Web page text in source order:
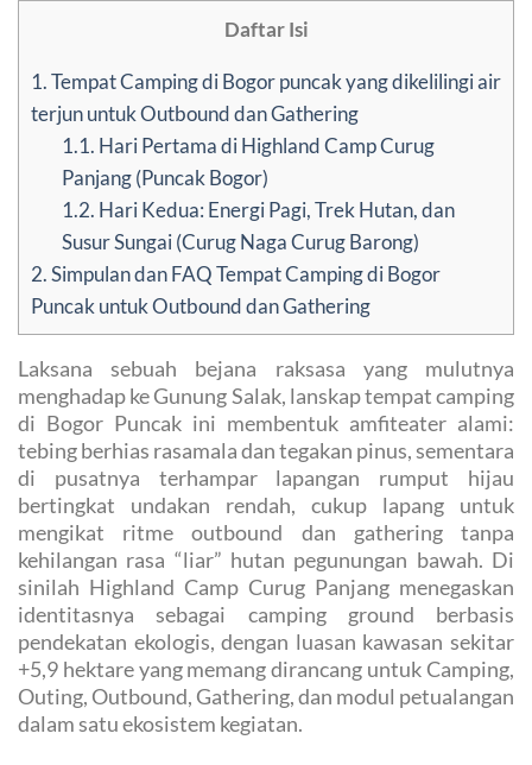
Daftar Isi
1.Tempat Camping di Bogor puncak yang dikelilingi air
terjun untuk Outbound dan Gathering
1.1. Hari Pertama di Highland Camp Curug
Panjang (Puncak Bogor)
1.2. Hari Kedua: Energi Pagi, Trek Hutan, dan
Susur Sungai (Curug Naga Curug Barong)
2.Simpulan dan FAQ Tempat Camping di Bogor
Puncak untuk Outbound dan Gathering
Laksana sebuah bejana raksasa yang mulutnya
menghadap ke Gunung Salak, lanskap tempat camping
di Bogor Puncak ini membentuk amfiteater alami:
tebing berhias rasamala dan tegakan pinus, sementara
di pusatnya terhampar lapangan rumput hijau
bertingkat undakan rendah, cukup lapang untuk
mengikat ritme outbound dan gathering tanpa
kehilangan rasa “liar” hutan pegunungan bawah. Di
sinilah Highland Camp Curug Panjang menegaskan
identitasnya sebagai camping ground berbasis
pendekatan ekologis, dengan luasan kawasan sekitar
+5,9 hektare yang memang dirancang untuk Camping,
Outing, Outbound, Gathering, dan modul petualangan
dalam satu ekosistem kegiatan.